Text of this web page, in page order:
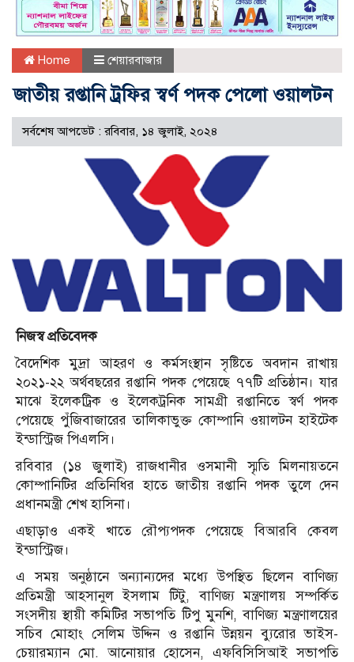
Home শেয়ারবাজার
জাতীয় রপ্তানি ট্রফির স্বর্ণ পদক পেলো ওয়ালটন
সর্বশেষ আপডেট : রবিবার, ১৪ জুলাই, ২০২৪
নিজস্ব প্রতিবেদক
বৈদেশিক মুদ্রা আহরণ ও কর্মসংস্থান সৃষ্টিতে অবদান রাখায়
২০২১-২২ অর্থবছরের রপ্তানি পদক পেয়েছে ৭৭টি প্রতিষ্ঠান। যার
মাঝে ইলেকট্রিক ও ইলেকট্রনিক সামগ্রী রপ্তানিতে স্বর্ণ পদক
পেয়েছে পুঁজিবাজারের তালিকাভুক্ত কোম্পানি ওয়ালটন হাইটেক
ইন্ডাস্ট্রিজ পিএলসি।
রবিবার (১৪ জুলাই) রাজধানীর ওসমানী স্মৃতি মিলনায়তনে
কোম্পানিটির প্রতিনিধির হাতে জাতীয় রপ্তানি পদক তুলে দেন
প্রধানমন্ত্রী শেখ হাসিনা।
এছাড়াও একই খাতে রৌপ্যপদক পেয়েছে বিআরবি কেবল
ইন্ডাস্ট্রিজ।
এ সময় অনুষ্ঠানে অন্যান্যদের মধ্যে উপস্থিত ছিলেন বাণিজ্য
প্রতিমন্ত্রী আহসানুল ইসলাম টিটু, বাণিজ্য মন্ত্রণালয় সম্পর্কিত
সংসদীয় স্থায়ী কমিটির সভাপতি টিপু মুনশি, বাণিজ্য মন্ত্রণালয়ের
সচিব মোহাং সেলিম উদ্দিন ও রপ্তানি উন্নয়ন ব্যুরোর ভাইস-
চেয়ারম্যান মো. আনোয়ার হোসেন, এফবিসিসিআই সভাপতি